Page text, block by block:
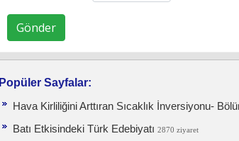
Gönder
Popüler Sayfalar:
Hava Kirliliğini Arttıran Sıcaklık İnversiyonu-
Batı Etkisindeki Türk Edebiyatı 2870 ziyaret